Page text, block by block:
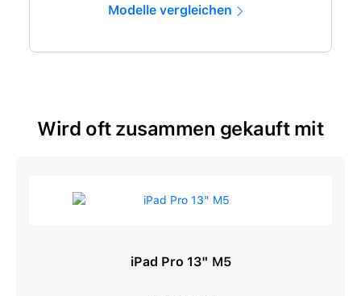
Modelle vergleichen
Wird oft zusammen gekauft mit
iPad Pro 13" M5